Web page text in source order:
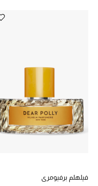
الموسم الجديد
ما وصل حديثاً
فيلهلم برفيومري